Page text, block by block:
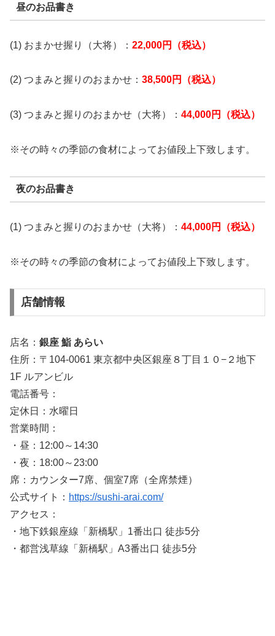
昼のお品書き
(1) おまかせ握り（大将）： 22,000円（税込）
(2) つまみと握りのおまかせ： 38,500円（税込）
(3) つまみと握りのおまかせ（大将）： 44,000円（税込）
※その時々の季節の食材によってお値段上下致します。
夜のお品書き
(1) つまみと握りのおまかせ（大将）： 44,000円（税込）
※その時々の季節の食材によってお値段上下致します。
店舗情報
店名： 銀座 鮨 あらい
住所：〒104-0061 東京都中央区銀座８丁目１０−２地下
1F ルアンビル
電話番号：
定休日：水曜日
営業時間：
・昼：12:00～14:30
・夜：18:00～23:00
席：カウンター7席、個室7席（全席禁煙）
公式サイト： https://sushi-arai.com/
アクセス：
・地下鉄銀座線「新橋駅」1番出口 徒歩5分
・都営浅草線「新橋駅」A3番出口 徒歩5分